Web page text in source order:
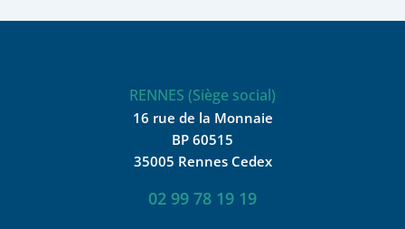
RENNES (Siège social)
16 rue de la Monnaie
BP 60515
35005 Rennes Cedex
02 99 78 19 19